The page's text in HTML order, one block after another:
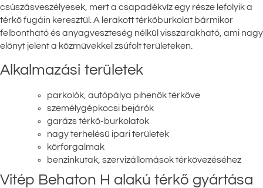
csúszásveszélyesek, mert a csapadékvíz egy része lefolyik a
térkő fugáin keresztül. A lerakott térkőburkolat bármikor
felbontható és anyagveszteség nélkül visszarakható, ami nagy
előnyt jelent a közművekkel zsúfolt területeken.
Alkalmazási területek
parkolók, autópálya pihenők térköve
személygépkocsi bejárók
garázs térkő-burkolatok
nagy terhelésű ipari területek
körforgalmak
benzinkutak, szervizállomások térkövezéséhez
Vitép Behaton H alakú térkő gyártása